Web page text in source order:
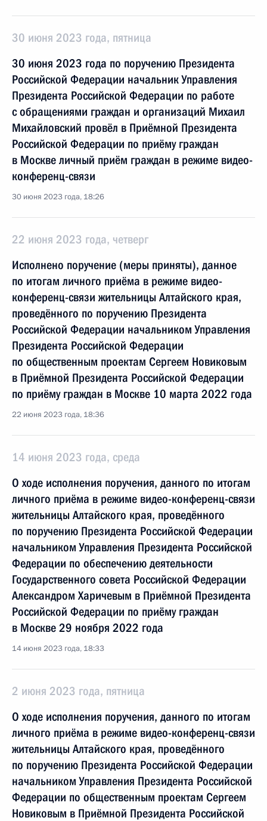
30 июня 2023 года, пятница
30 июня 2023 года по поручению Президента
Российской Федерации начальник Управления
Президента Российской Федерации по работе
с обращениями граждан и организаций Михаил
Михайловский провёл в Приёмной Президента
Российской Федерации по приёму граждан
в Москве личный приём граждан в режиме видео-
конференц-связи
30 июня 2023 года, 18:26
22 июня 2023 года, четверг
Исполнено поручение (меры приняты), данное
по итогам личного приёма в режиме видео-
конференц-связи жительницы Алтайского края,
проведённого по поручению Президента
Российской Федерации начальником Управления
Президента Российской Федерации
по общественным проектам Сергеем Новиковым
в Приёмной Президента Российской Федерации
по приёму граждан в Москве 10 марта 2022 года
22 июня 2023 года, 18:36
14 июня 2023 года, среда
О ходе исполнения поручения, данного по итогам
личного приёма в режиме видео-конференц-связи
жительницы Алтайского края, проведённого
по поручению Президента Российской Федерации
начальником Управления Президента Российской
Федерации по обеспечению деятельности
Государственного совета Российской Федерации
Александром Харичевым в Приёмной Президента
Российской Федерации по приёму граждан
в Москве 29 ноября 2022 года
14 июня 2023 года, 18:33
2 июня 2023 года, пятница
О ходе исполнения поручения, данного по итогам
личного приёма в режиме видео-конференц-связи
жительницы Алтайского края, проведённого
по поручению Президента Российской Федерации
начальником Управления Президента Российской
Федерации по общественным проектам Сергеем
Новиковым в Приёмной Президента Российской